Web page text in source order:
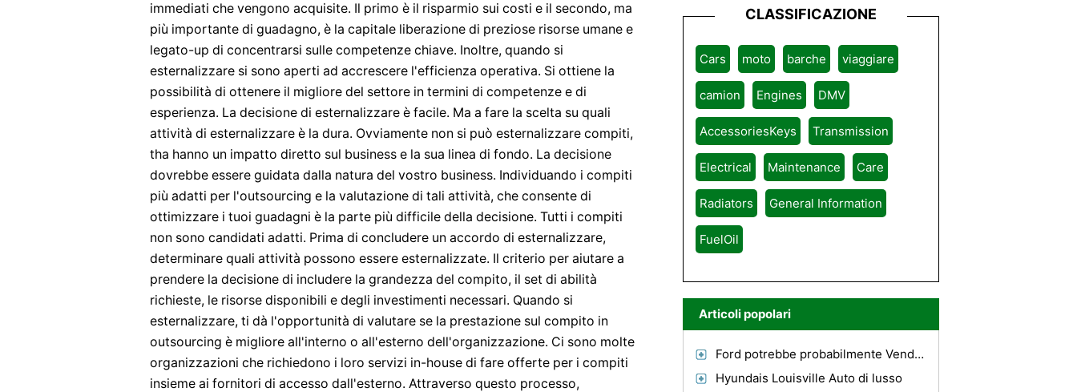
immediati che vengono acquisite. Il primo è il risparmio sui costi e il secondo, ma
più importante di guadagno, è la capitale liberazione di preziose risorse umane e
legato-up di concentrarsi sulle competenze chiave. Inoltre, quando si
esternalizzare si sono aperti ad accrescere l'efficienza operativa. Si ottiene la
possibilità di ottenere il migliore del settore in termini di competenze e di
esperienza. La decisione di esternalizzare è facile. Ma a fare la scelta su quali
attività di esternalizzare è la dura. Ovviamente non si può esternalizzare compiti,
tha hanno un impatto diretto sul business e la sua linea di fondo. La decisione
dovrebbe essere guidata dalla natura del vostro business. Individuando i compiti
più adatti per l'outsourcing e la valutazione di tali attività, che consente di
ottimizzare i tuoi guadagni è la parte più difficile della decisione. Tutti i compiti
non sono candidati adatti. Prima di concludere un accordo di esternalizzare,
determinare quali attività possono essere esternalizzate. Il criterio per aiutare a
prendere la decisione di includere la grandezza del compito, il set di abilità
richieste, le risorse disponibili e degli investimenti necessari. Quando si
esternalizzare, ti dà l'opportunità di valutare se la prestazione sul compito in
outsourcing è migliore all'interno o all'esterno dell'organizzazione. Ci sono molte
organizzazioni che richiedono i loro servizi in-house di fare offerte per i compiti
insieme ai fornitori di accesso dall'esterno. Attraverso questo processo,
CLASSIFICAZIONE
Cars moto barche viaggiare
camion Engines DMV
AccessoriesKeys Transmission
Electrical Maintenance Care
Radiators General Information
FuelOil
Articoli popolari
Ford potrebbe probabilmente Vendi Aston Martin questa settimana
Hyundais Louisville Auto di lusso